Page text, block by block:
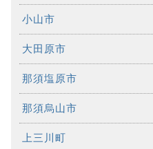
小山市
大田原市
那須塩原市
那須烏山市
上三川町